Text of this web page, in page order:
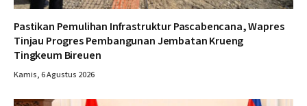
Pastikan Pemulihan Infrastruktur Pascabencana, Wapres
Tinjau Progres Pembangunan Jembatan Krueng
Tingkeum Bireuen
Kamis, 6 Agustus 2026